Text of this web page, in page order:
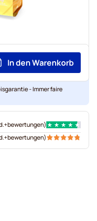
In den Warenkorb
- Immer faire
bewertungen)
bewertungen)